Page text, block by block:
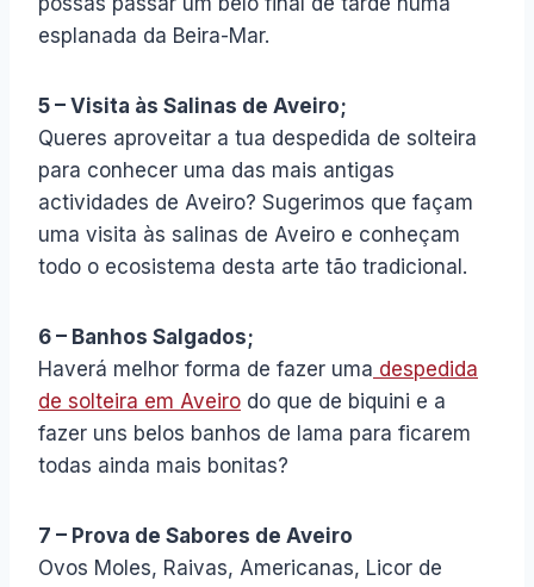
esplanada da Beira-Mar.
5 – Visita às Salinas de Aveiro;
Queres aproveitar a tua despedida de solteira
para conhecer uma das mais antigas
actividades de Aveiro? Sugerimos que façam
uma visita às salinas de Aveiro e conheçam
todo o ecosistema desta arte tão tradicional.
6 – Banhos Salgados;
Haverá melhor forma de fazer uma despedida
de solteira em Aveiro do que de biquini e a
fazer uns belos banhos de lama para ficarem
todas ainda mais bonitas?
7 – Prova de Sabores de Aveiro
Ovos Moles, Raivas, Americanas, Licor de